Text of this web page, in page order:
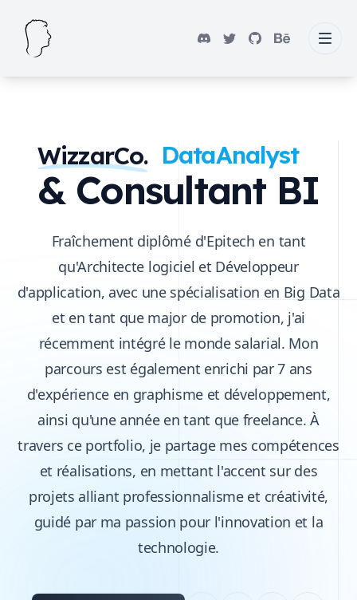
WizzarCo. SYSAdmin
Entrepreneur
Développeur
& Consultant BI
Fraîchement diplômé d'Epitech en tant
qu'Architecte logiciel et Développeur
d'application, avec une spécialisation en Big Data
et en tant que major de promotion, j'ai
récemment intégré le monde salarial. Mon
parcours est également enrichi par 7 ans
d'expérience en graphisme et développement,
ainsi qu'une année en tant que freelance. À
travers ce portfolio, je partage mes compétences
et réalisations, en mettant l'accent sur des
projets alliant professionnalisme et créativité,
guidé par ma passion pour l'innovation et la
technologie.